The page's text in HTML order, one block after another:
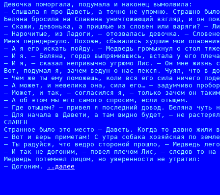
Девочка поморгала, подумала и наконец вымолвила:
– Слышала я про Даветь, а точно не упомню. Страшно
Беляна бросила на Славена уничтожающий взгляд, и он
– Скажи, девонька, а пришлые из словен или варяги? –
– Нарочитые, из Ладоги, – отозвалась девочка. –
Меня передернуло. Похоже, сбывались худшие мои
– А я его искать пойду. – Медведь громыхнул о стол
– И я. – Беляна, гордо выпрямившись, встала у его
– И я, – сказал непривычно угрюмо Лис. – Он мне жизнь
Вот, подумал я, зачем ведун о нас пекся. Чуял, что в
– Чем же ты ему поможешь, коли вся его сила ничего
– А может, и невелика она, сила его… – задумчиво
– Может, и так, – согласился я, – только зачем он
– А об этом мы его самого спросим, если отыщем.
– Где отыщем? – привел я последний довод. Беляна чуть
– Для начала в Давети, а там видно будет, – не
СЛАВЕН
Странное было это место – Даветь. Когда то давно жили
– Вот и верь приметам! С утра собака хозяйская по
– Ты радуйся, что ведро стороной прошло, – Медведь
– И так не догоним, – повел плечом Лис, – следов то на
Медведь потемнел лицом, но уверенности не утратил:
– Догоним.
..далее